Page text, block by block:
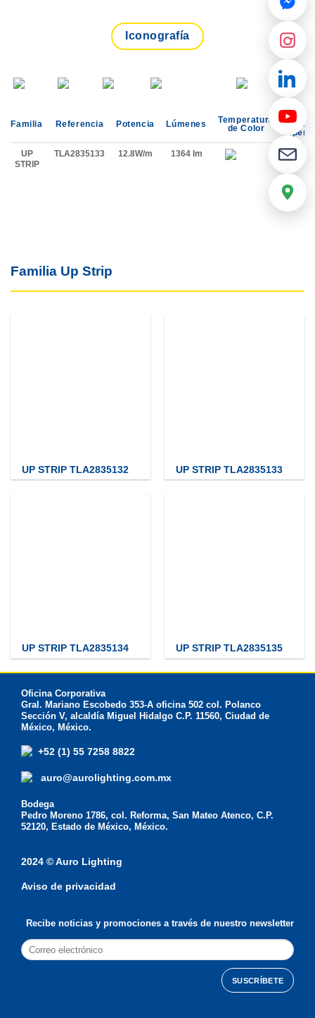
Iconografía
Familia Referencia Potencia Lúmenes
Temperatura
de Color
de
UP
STRIP
TLA2835133 12.8W/m 1364 lm
Familia Up Strip
UP STRIP TLA2835132 UP STRIP TLA2835133
UP STRIP TLA2835134 UP STRIP TLA2835135
Oficina Corporativa
Gral. Mariano Escobedo 353-A oficina 502 col. Polanco
Sección V, alcaldía Miguel Hidalgo C.P. 11560, Ciudad de
México, México.
+52 (1) 55 7258 8822
auro@aurolighting.com.mx
Bodega
Pedro Moreno 1786, col. Reforma, San Mateo Atenco, C.P.
52120, Estado de México, México.
2024 © Auro Lighting
Aviso de privacidad
Recibe noticias y promociones a través de nuestro newsletter